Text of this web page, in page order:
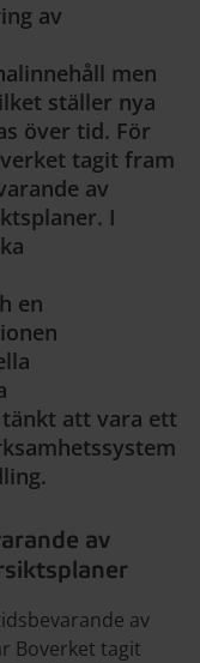
av
men
ställer nya
över tid. För
tagit fram
av
I
en
att vara ett
av
av
Boverket tagit